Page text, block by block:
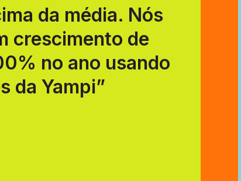
da média. Nós
crescimento de
no ano usando
da Yampi”